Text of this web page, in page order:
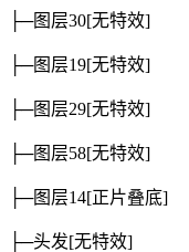
├─图层30[无特效]
├─图层19[无特效]
├─图层29[无特效]
├─图层58[无特效]
├─图层14[正片叠底]
├─头发[无特效]